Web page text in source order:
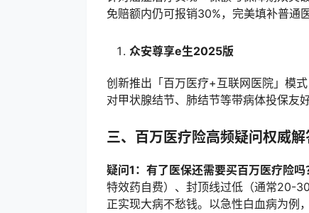
免赔额内仍可报销30%，完美填补普通
众安尊享e生2025版
创新推出「百万医疗+互联网医院」模
对甲状腺结节、肺结节等带病体投保友
三、百万医疗险高频疑问权威解
疑问1：有了医保还需要买百万医疗险吗
特效药自费）、封顶线过低（通常20-
正实现大病不愁钱。以急性白血病为例